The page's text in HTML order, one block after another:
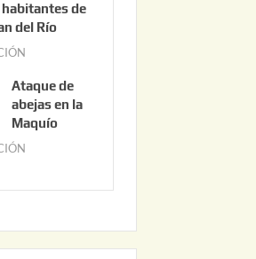
0
0
2
6
habitantes de
del Río
n
i
0
2
Ataque de
abejas en la
Maquío
y